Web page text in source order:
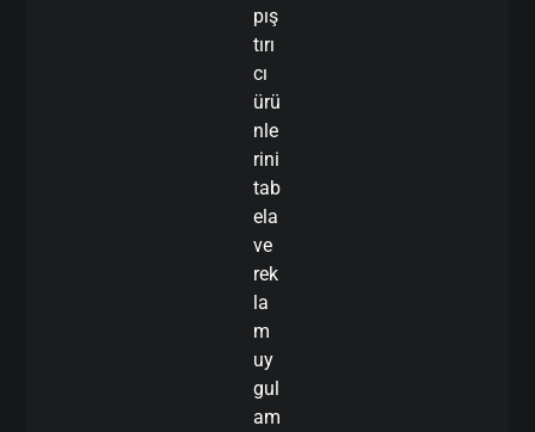
pış
tırı
cı
ürü
nle
rini
tab
ela
ve
rek
la
m
uy
gul
am